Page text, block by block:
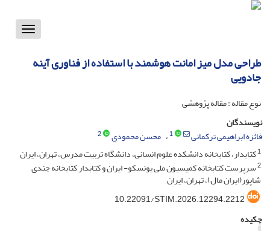
Toggle
طراحی مدل میز امانت هوشمند با استفاده از فناوری آینه
جادویی
نوع مقاله : مقاله پژوهشی
نویسندگان
فائزه ابراهیمی ترکمانی
1 محسن محمودی
2
1کتابدار، کتابخانه دانشکده علوم انسانی، دانشگاه تربیت مدرس، تهران، ایران
2سرپرست کتابخانه کمیسیون ملی یونسکو- ایران و کتابدار کتابخانه جندی
شاپور(ایران مال)، تهران، ایران
10.22091/STIM.2026.12294.2212
چکیده